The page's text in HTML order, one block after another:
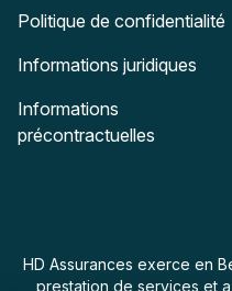
Politique de confidentialité
Informations juridiques
Informations
précontractuelles
HD Assurances exerce en
prestation de services et